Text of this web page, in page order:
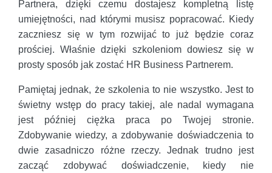
Partnera, dzięki czemu dostajesz kompletną listę
umiejętności, nad którymi musisz popracować. Kiedy
zaczniesz się w tym rozwijać to już będzie coraz
prościej. Właśnie dzięki szkoleniom dowiesz się w
prosty sposób jak zostać HR Business Partnerem.
Pamiętaj jednak, że szkolenia to nie wszystko. Jest to
świetny wstęp do pracy takiej, ale nadal wymagana
jest później ciężka praca po Twojej stronie.
Zdobywanie wiedzy, a zdobywanie doświadczenia to
dwie zasadniczo różne rzeczy. Jednak trudno jest
zacząć zdobywać doświadczenie, kiedy nie